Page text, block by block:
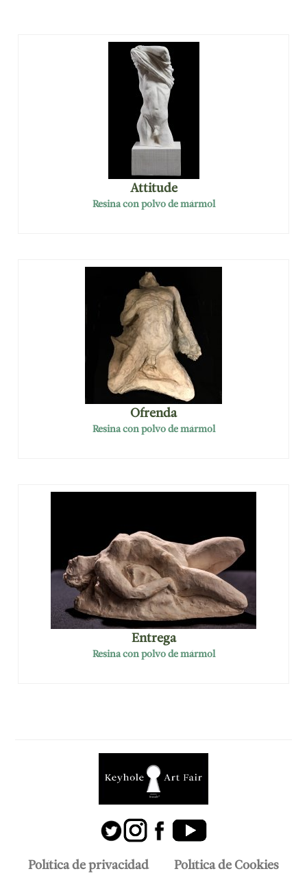
Attitude
Resina con polvo de mármol
Ofrenda
Resina con polvo de mármol
Entrega
Resina con polvo de mármol
Política de privacidad Política de Cookies